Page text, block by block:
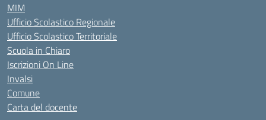
MIM
Ufficio Scolastico Regionale
Ufficio Scolastico Territoriale
Scuola in Chiaro
Iscrizioni On Line
Invalsi
Comune
Carta del docente